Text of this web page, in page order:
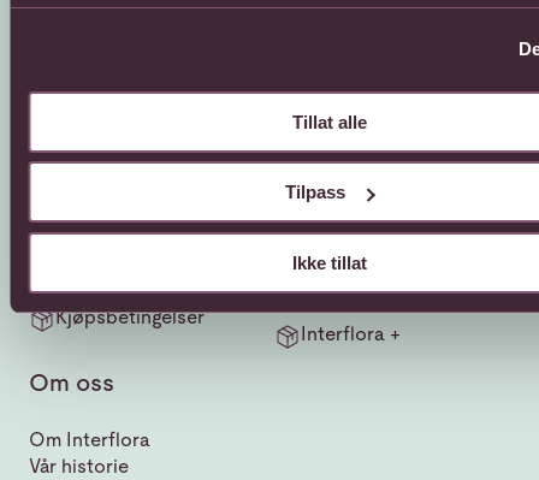
Tillat alle
Tilpass
Ikke tillat
08:00 - 18:00
08:00 - 13:00
Kjøpsbetingelser
800 40 400
08:00 - 18:00
Lørdag
08:00 - 13:00
utlandet
Gavekort
Interflora +
Om oss
Om Interflora
Vår historie